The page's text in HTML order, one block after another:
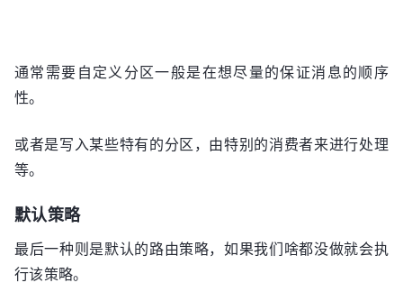
通常需要自定义分区一般是在想尽量的保证消息的顺序
性。
或者是写入某些特有的分区，由特别的消费者来进行处理
等。
默认策略
最后一种则是默认的路由策略，如果我们啥都没做就会执
行该策略。